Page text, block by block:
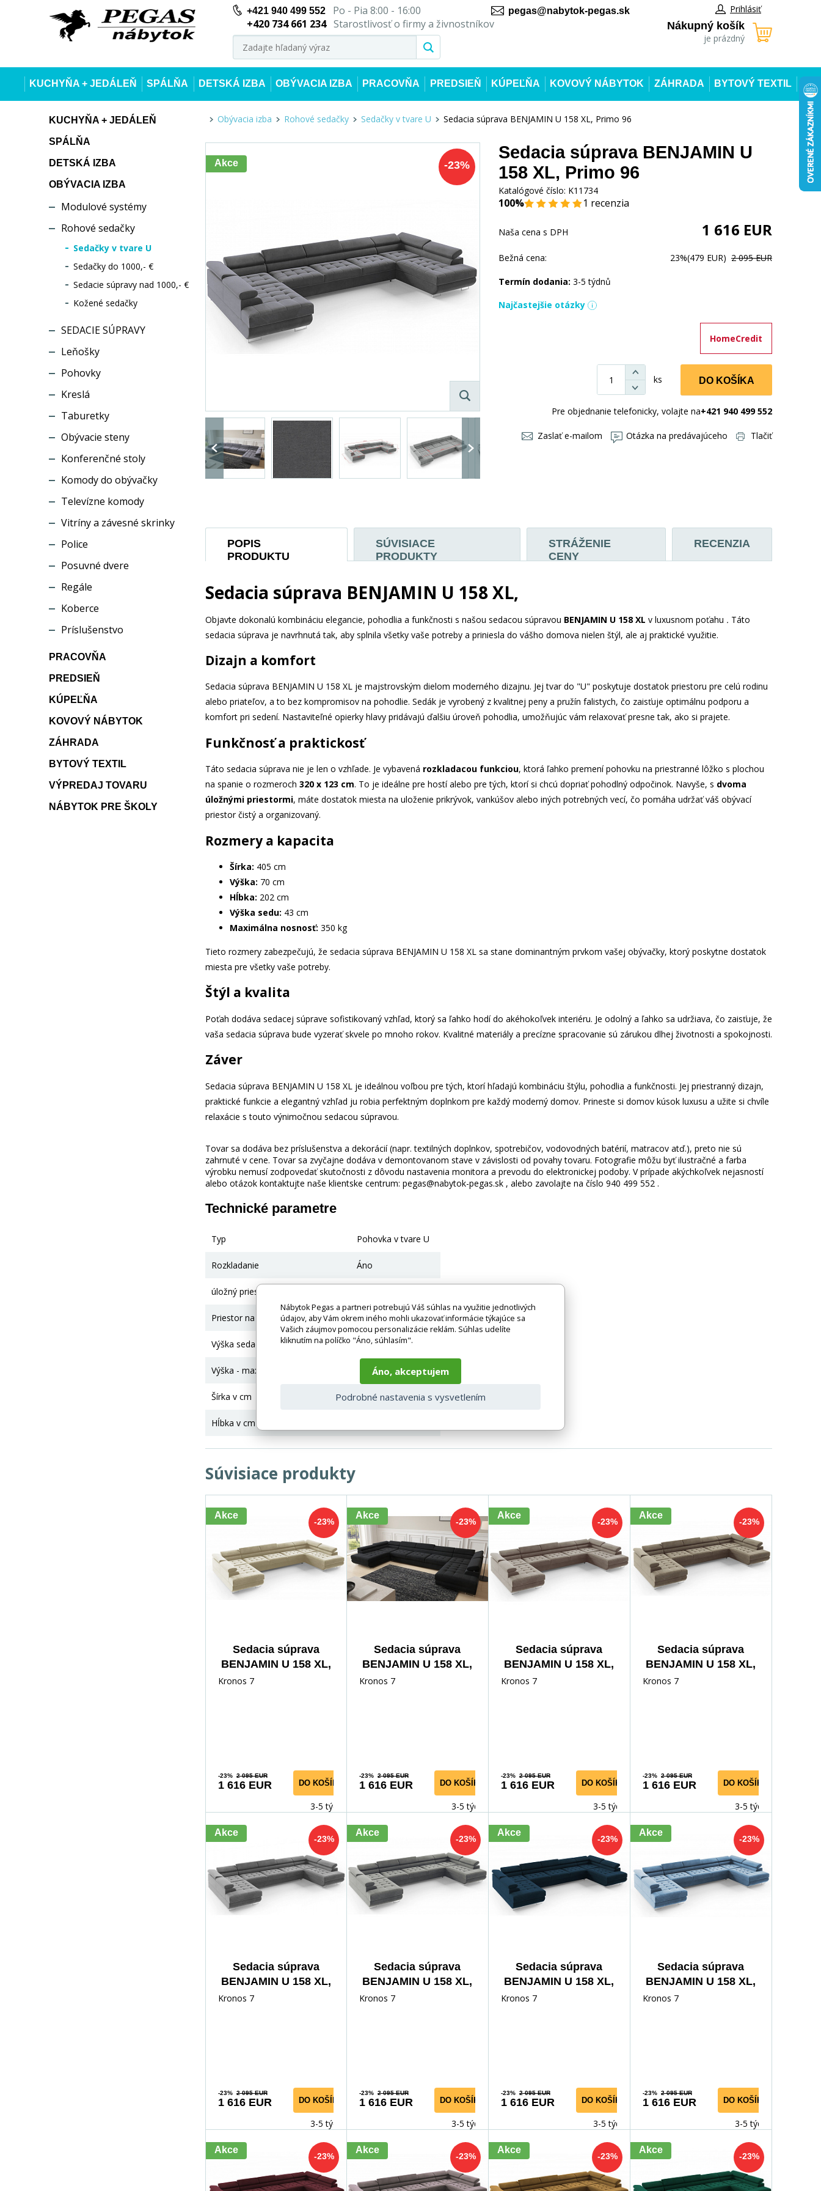
+421 940 499 552
Po - Pia 8:00 - 16:00
+420 734 661 234 Starostlivosť o firmy a živnostníkov
pegas@nabytok-pegas.sk Prihlásiť
Nákupný košík
je prázdný
KUCHYŇA + JEDÁLEŇ SPÁLŇA DETSKÁ IZBA OBÝVACIA IZBA PRACOVŇA PREDSIEŇ KÚPEĽŇA KOVOVÝ NÁBYTOK ZÁHRADA BYTOVÝ TEXTIL
KUCHYŇA + JEDÁLEŇ
SPÁLŇA
DETSKÁ IZBA
OBÝVACIA IZBA
Modulové systémy
Rohové sedačky
Sedačky v tvare U
Sedačky do 1000,- €
Sedacie súpravy nad 1000,- €
Kožené sedačky
SEDACIE SÚPRAVY
Leňošky
Pohovky
Kreslá
Taburetky
Obývacie steny
Konferenčné stoly
Komody do obývačky
Televízne komody
Vitríny a závesné skrinky
Police
Posuvné dvere
Regále
Koberce
Príslušenstvo
PRACOVŇA
PREDSIEŇ
KÚPEĽŇA
KOVOVÝ NÁBYTOK
ZÁHRADA
BYTOVÝ TEXTIL
VÝPREDAJ TOVARU
NÁBYTOK PRE ŠKOLY
Obývacia izba Rohové sedačky Sedačky v tvare U Sedacia súprava BENJAMIN U 158 XL, Primo 96
-23%
Akce
Sedacia súprava BENJAMIN U
158 XL, Primo 96
Katalógové číslo: K11734
100% 1 recenzia
Naša cena s DPH 1 616 EUR
Bežná cena: 23%(479 EUR) 2 095 EUR
Termín dodania: 3-5 týdnů
Najčastejšie otázky
HomeCredit
ks DO KOŠÍKA
Pre objednanie telefonicky, volajte na+421 940 499 552
Zaslať e-mailom Otázka na predávajúceho Tlačiť
POPIS
PRODUKTU
SÚVISIACE
PRODUKTY
STRÁŽENIE
CENY
RECENZIA
Sedacia súprava BENJAMIN U 158 XL,
Objavte dokonalú kombináciu elegancie, pohodlia a funkčnosti s našou sedacou súpravou BENJAMIN U 158 XL v luxusnom poťahu . Táto
sedacia súprava je navrhnutá tak, aby splnila všetky vaše potreby a priniesla do vášho domova nielen štýl, ale aj praktické využitie.
Dizajn a komfort
Sedacia súprava BENJAMIN U 158 XL je majstrovským dielom moderného dizajnu. Jej tvar do "U" poskytuje dostatok priestoru pre celú rodinu
alebo priateľov, a to bez kompromisov na pohodlie. Sedák je vyrobený z kvalitnej peny a pružín falistych, čo zaisťuje optimálnu podporu a
komfort pri sedení. Nastaviteľné opierky hlavy pridávajú ďalšiu úroveň pohodlia, umožňujúc vám relaxovať presne tak, ako si prajete.
Funkčnosť a praktickosť
Táto sedacia súprava nie je len o vzhľade. Je vybavená rozkladacou funkciou, ktorá ľahko premení pohovku na priestranné lôžko s plochou
na spanie o rozmeroch 320 x 123 cm. To je ideálne pre hostí alebo pre tých, ktorí si chcú dopriať pohodlný odpočinok. Navyše, s dvoma
úložnými priestormi, máte dostatok miesta na uloženie prikrývok, vankúšov alebo iných potrebných vecí, čo pomáha udržať váš obývací
priestor čistý a organizovaný.
Rozmery a kapacita
Šírka: 405 cm
Výška: 70 cm
Hĺbka: 202 cm
Výška sedu: 43 cm
Maximálna nosnosť: 350 kg
Tieto rozmery zabezpečujú, že sedacia súprava BENJAMIN U 158 XL sa stane dominantným prvkom vašej obývačky, ktorý poskytne dostatok
miesta pre všetky vaše potreby.
Štýl a kvalita
Poťah dodáva sedacej súprave sofistikovaný vzhľad, ktorý sa ľahko hodí do akéhokoľvek interiéru. Je odolný a ľahko sa udržiava, čo zaisťuje, že
vaša sedacia súprava bude vyzerať skvele po mnoho rokov. Kvalitné materiály a precízne spracovanie sú zárukou dlhej životnosti a spokojnosti.
Záver
Sedacia súprava BENJAMIN U 158 XL je ideálnou voľbou pre tých, ktorí hľadajú kombináciu štýlu, pohodlia a funkčnosti. Jej priestranný dizajn,
praktické funkcie a elegantný vzhľad ju robia perfektným doplnkom pre každý moderný domov. Prineste si domov kúsok luxusu a užite si chvíle
relaxácie s touto výnimočnou sedacou súpravou.
Tovar sa dodáva bez príslušenstva a dekorácií (napr. textilných doplnkov, spotrebičov, vodovodných batérií, matracov atď.), preto nie sú
zahrnuté v cene. Tovar sa zvyčajne dodáva v demontovanom stave v závislosti od povahy tovaru. Fotografie môžu byť ilustračné a farba
výrobku nemusí zodpovedať skutočnosti z dôvodu nastavenia monitora a prevodu do elektronickej podoby. V prípade akýchkoľvek nejasností
alebo otázok kontaktujte naše klientske centrum: pegas@nabytok-pegas.sk , alebo zavolajte na číslo 940 499 552 .
Technické parametre
Typ Pohovka v tvare U
Rozkladanie Áno
úložný priestor
Priestor na spanie 320 x 123 cm
Výška sedadla - minimálne v cm 43
Výška - maximálne v cm
Šírka v cm 405
Hĺbka v cm
Súvisiace produkty
-23%
Akce
Sedacia súprava
BENJAMIN U 158 XL,
Monolith 02
Kronos 7
-23% 2 095 EUR
1 616 EUR DO KOŠÍKA
3-5 týdnů
-23%
Akce
Sedacia súprava
BENJAMIN U 158 XL,
Monolith 97
Kronos 7
-23% 2 095 EUR
1 616 EUR DO KOŠÍKA
3-5 týdnů
-23%
Akce
Sedacia súprava
BENJAMIN U 158 XL,
Primo 16
Kronos 7
-23% 2 095 EUR
1 616 EUR DO KOŠÍKA
3-5 týdnů
-23%
Akce
Sedacia súprava
BENJAMIN U 158 XL,
Primo 15
Kronos 7
-23% 2 095 EUR
1 616 EUR DO KOŠÍKA
3-5 týdnů
-23%
Akce
Sedacia súprava
BENJAMIN U 158 XL,
Monolith 85
Kronos 7
-23% 2 095 EUR
1 616 EUR DO KOŠÍKA
3-5 týdnů
-23%
Akce
Sedacia súprava
BENJAMIN U 158 XL,
Monolith 84
Kronos 7
-23% 2 095 EUR
1 616 EUR DO KOŠÍKA
3-5 týdnů
-23%
Akce
Sedacia súprava
BENJAMIN U 158 XL,
Monolith 77
Kronos 7
-23% 2 095 EUR
1 616 EUR DO KOŠÍKA
3-5 týdnů
-23%
Akce
Sedacia súprava
BENJAMIN U 158 XL,
Monolith 70
Kronos 7
-23% 2 095 EUR
1 616 EUR DO KOŠÍKA
3-5 týdnů
-23%
Akce
-23%
Akce
-23%
Akce
-23%
Akce
Nábytok Pegas a partneri potrebujú Váš súhlas na využitie jednotlivých
údajov, aby Vám okrem iného mohli ukazovať informácie týkajúce sa
Vašich záujmov pomocou personalizácie reklám. Súhlas udelíte
kliknutím na políčko "Áno, súhlasím".
Áno, akceptujem
Podrobné nastavenia s vysvetlením